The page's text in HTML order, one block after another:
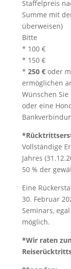
Staffelpreis
Summe mit
überweisen)
Bitte
* 100 €
* 150 €
* 250 €oder
ermöglichen
Wünschen
oder eine
Vollständige
Jahres
50 % der
Eine
30. Februar
Seminars,
möglich.
*Wir raten